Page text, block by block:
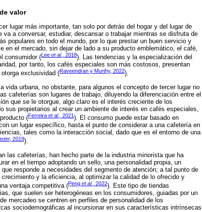
valor
lugar más importante, tan solo por detrás del hogar y del lugar de
a conversar, estudiar, descansar o trabajar mientras se disfruta de
populares en todo el mundo, por lo que prestar un buen servicio y
en el mercado, sin dejar de lado a su producto emblemático, el café,
consumidor (Lee et al., 2018). Las tendencias y la especialización del
por tanto, los cafés especiales son más costosos, presentan
exclusividad (Raveendran y Murthy, 2022).
urbana, no obstante, para algunos el concepto de tercer lugar no
cafeterías son lugares de trabajo, diluyendo la diferenciación entre el
que se le otorgue, algo claro es el interés creciente de los
propietarios al crear un ambiente de interés en cafés especiales,
(Ferreira et al., 2021). El consumo puede estar basado en
un lugar específico, hasta el punto de considerar a una cafetería en
tales como la interacción social, dado que es el entorno de una
2019).
las cafeterías, han hecho parte de la industria minorista que ha
en el tiempo adoptando un sello, una personalidad propia, un
responde a necesidades del segmento de atención; a tal punto de
y la eficiencia, al optimizar la calidad de lo ofrecido y
ventaja competitiva (Peng et al., 2022). Este tipo de tiendas
que suelen ser heterogéneas en los consumidores, guiadas por un
mercadeo se centren en perfiles de personalidad de los
sociodemográficas al incursionar en sus características intrínsecas